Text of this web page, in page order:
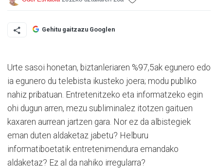
Gehitu gaitzazu Googlen
Urte sasoi honetan, biztanleriaren %97,5ak egunero edo
ia egunero du telebista ikusteko joera; modu publiko
nahiz pribatuan. Entretenitzeko eta informatzeko egin
ohi dugun arren, mezu subliminalez itotzen gaituen
kaxaren aurrean jartzen gara. Nor ez da albistegiek
eman duten aldaketaz jabetu? Helburu
informatiboetatik entretenimendura emandako
aldaketaz? Ez al da nahiko irregularra?